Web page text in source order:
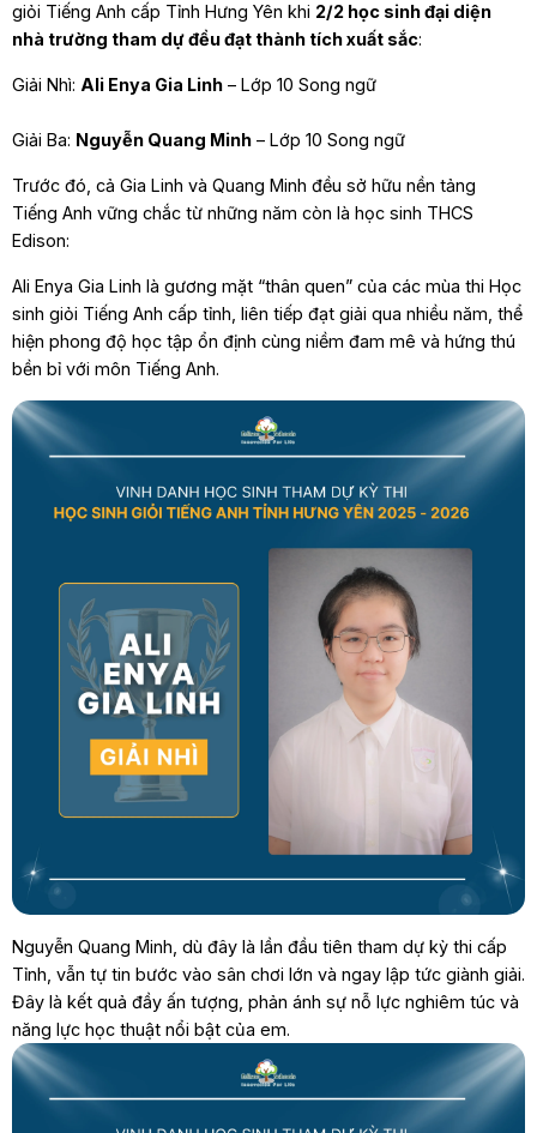
giỏi Tiếng Anh cấp Tỉnh Hưng Yên khi 2/2 học sinh đại diện
nhà trường tham dự đều đạt thành tích xuất sắc:
Giải Nhì: Ali Enya Gia Linh– Lớp 10 Song ngữ
Giải Ba: Nguyễn Quang Minh– Lớp 10 Song ngữ
Trước đó, cả Gia Linh và Quang Minh đều sở hữu nền tảng
Tiếng Anh vững chắc từ những năm còn là học sinh THCS
Edison:
Ali Enya Gia Linh là gương mặt “thân quen” của các mùa thi Học
sinh giỏi Tiếng Anh cấp tỉnh, liên tiếp đạt giải qua nhiều năm, thể
hiện phong độ học tập ổn định cùng niềm đam mê và hứng thú
bền bỉ với môn Tiếng Anh.
Nguyễn Quang Minh, dù đây là lần đầu tiên tham dự kỳ thi cấp
Tỉnh, vẫn tự tin bước vào sân chơi lớn và ngay lập tức giành giải.
Đây là kết quả đầy ấn tượng, phản ánh sự nỗ lực nghiêm túc và
năng lực học thuật nổi bật của em.